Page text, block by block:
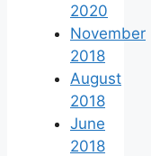
2020
November
2018
August
2018
June
2018